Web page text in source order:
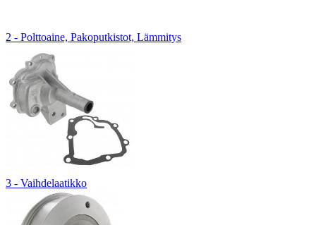
2 - Polttoaine, Pakoputkistot, Lämmitys
3 - Vaihdelaatikko